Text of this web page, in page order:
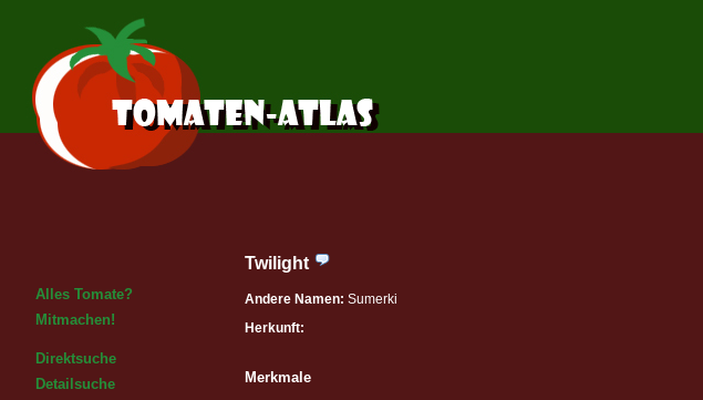
Alles Tomate?
Mitmachen!
Direktsuche
Detailsuche
Twilight
Andere Namen: Sumerki
Herkunft:
Merkmale